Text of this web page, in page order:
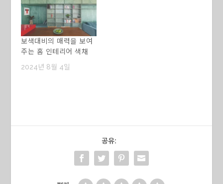
보색대비의 매력을 보여
주는 홈 인테리어 색채
2024년 8월 4일
공유: